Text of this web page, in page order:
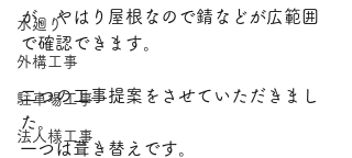
水廻り
外構工事
駐車場工事
法人様工事
が、やはり屋根なので錆などが広範囲
で確認できます。
二つの工事提案をさせていただきまし
た。
一つは葺き替えです。